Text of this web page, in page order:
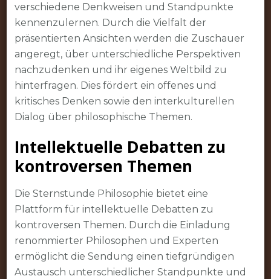
verschiedene Denkweisen und Standpunkte
kennenzulernen. Durch die Vielfalt der
präsentierten Ansichten werden die Zuschauer
angeregt, über unterschiedliche Perspektiven
nachzudenken und ihr eigenes Weltbild zu
hinterfragen. Dies fördert ein offenes und
kritisches Denken sowie den interkulturellen
Dialog über philosophische Themen.
Intellektuelle Debatten zu
kontroversen Themen
Die Sternstunde Philosophie bietet eine
Plattform für intellektuelle Debatten zu
kontroversen Themen. Durch die Einladung
renommierter Philosophen und Experten
ermöglicht die Sendung einen tiefgründigen
Austausch unterschiedlicher Standpunkte und